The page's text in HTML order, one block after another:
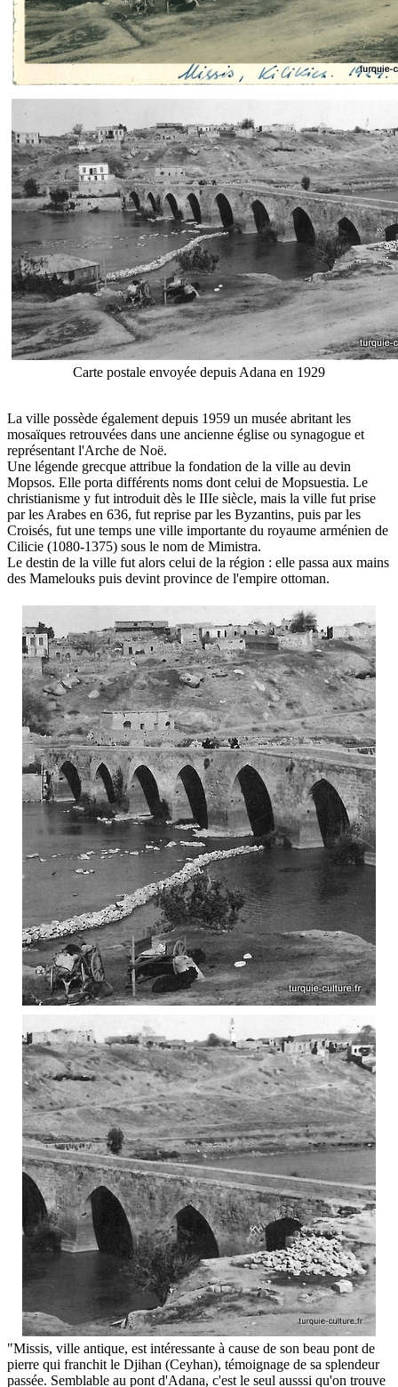
Carte postale envoyée depuis Adana en 1929
La ville possède également depuis 1959 un musée abritant les
mosaïques retrouvées dans une ancienne église ou synagogue et
représentant l'Arche de Noë.
Une légende grecque attribue la fondation de la ville au devin
Mopsos. Elle porta différents noms dont celui de Mopsuestia. Le
christianisme y fut introduit dès le IIIe siècle, mais la ville fut prise
par les Arabes en 636, fut reprise par les Byzantins, puis par les
Croisés, fut une temps une ville importante du royaume arménien de
Cilicie (1080-1375) sous le nom de Mimistra.
Le destin de la ville fut alors celui de la région : elle passa aux mains
des Mamelouks puis devint province de l'empire ottoman.
"Missis, ville antique, est intéressante à cause de son beau pont de
pierre qui franchit le Djihan (Ceyhan), témoignage de sa splendeur
passée. Semblable au pont d'Adana, c'est le seul ausssi qu'on trouve